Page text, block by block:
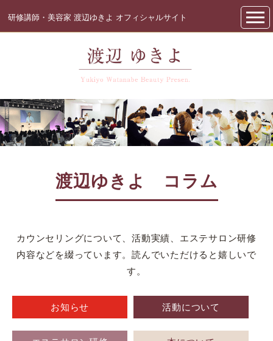
研修講師・美容家 渡辺ゆきよ オフィシャルサイト
渡辺ゆきよ コラム
カウンセリングについて、活動実績、エステサロン研修
内容などを綴っています。読んでいただけると嬉しいで
す。
お知らせ 活動について